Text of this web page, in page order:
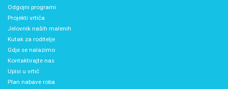
Odgojni programi
Projekti vrtića
Jelovnik naših malenih
Kutak za roditelje
Gdje se nalazimo
Kontaktirajte nas
Upisi u vrtić
Plan nabave roba